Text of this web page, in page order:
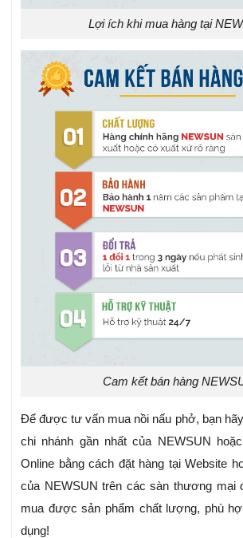
Lợi ích khi mua hàng tại
Cam kết bán hàng
Để được tư vấn mua nồi nấu phở, bạn
chi nhánh gần nhất của NEWSUN
Online bằng cách đặt hàng tại Website
của NEWSUN trên các sàn thương mại
mua được sản phẩm chất lượng, phù
dụng!